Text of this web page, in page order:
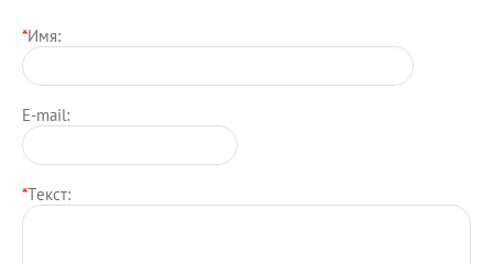
*Имя:
E-mail:
*Текст: